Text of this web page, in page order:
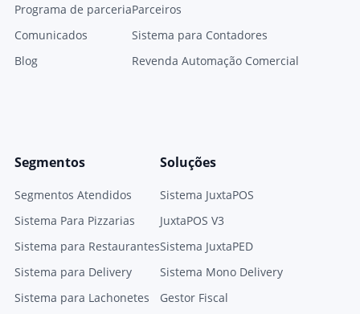
Programa de parceria
Comunicados
Blog
Parceiros
Sistema para Contadores
Revenda Automação Comercial
Segmentos
Segmentos Atendidos
Sistema Para Pizzarias
Sistema para Restaurantes
Sistema para Delivery
Sistema para Lachonetes
Soluções
Sistema JuxtaPOS
JuxtaPOS V3
Sistema JuxtaPED
Sistema Mono Delivery
Gestor Fiscal